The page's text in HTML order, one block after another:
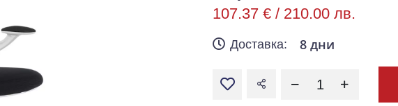
107.37 € / 210.00 лв.
Доставка: 8 дни